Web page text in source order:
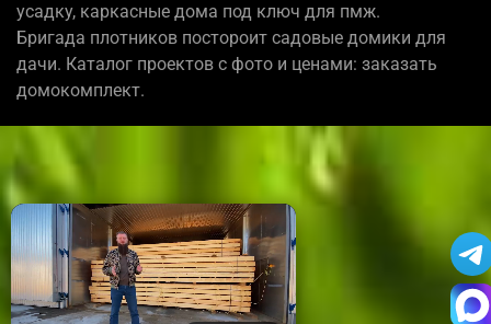
усадку, каркасные дома под ключ для пмж.
Бригада плотников постороит садовые домики для
дачи. Каталог проектов с фото и ценами: заказать
домокомплект.